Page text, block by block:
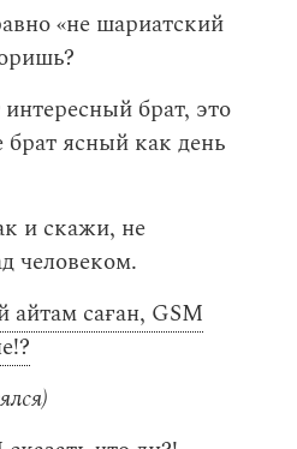
«не шариатский
брат, это
ясный как день
и скажи, не
человеком.
айтам саған, GSM